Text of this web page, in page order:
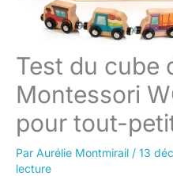
Test du cube
Montessori
pour tout-
Par Aurélie Montmirail / 13
lecture